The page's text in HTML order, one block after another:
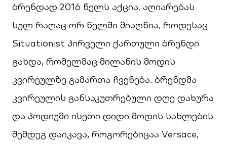
ბრენდად 2016 წელს აქცია. აღიარებას
სულ რაღაც ორ წელში მიაღწია, როდესაც
Situationist პირველი ქართული ბრენდი
გახდა, რომელმაც მილანის მოდის
კვირეულზე გამართა ჩვენება. ბრენდმა
კვირეულის განსაკუთრებული დღე დახურა
და პოდიუმი ისეთი დიდი მოდის სახლების
შემდეგ დაიკავა, როგორებიცაა Versace,